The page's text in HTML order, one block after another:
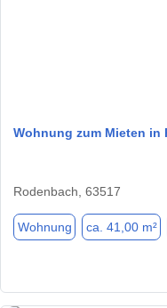
Wohnung zum Mieten in
Rodenbach, 63517
Wohnung ca. 41,00 m²